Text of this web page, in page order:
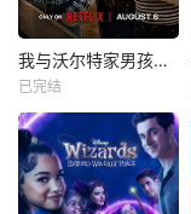
我与沃尔特家男孩的生活第三季
已完结